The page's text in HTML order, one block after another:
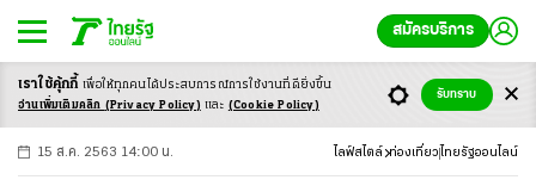
สมัครบริการ
-ก ก ก+
15 ส.ค. 2563 14:00 น. ไลฟ์สไตล์ ท่องเที่ยว ไทยรัฐออนไลน์
เราใช้คุ้กกี้ เพื่อให้ทุกคนได้ประสบการณ์การใช้งานที่ดียิ่งขึ้น
อ่านเพิ่มเติมคลิก (Privacy Policy) และ (Cookie Policy)
รับทราบ